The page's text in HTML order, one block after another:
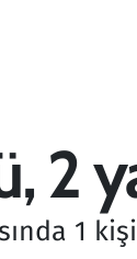
2
1 kişi